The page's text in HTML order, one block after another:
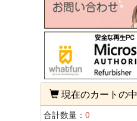
現在のカートの中
合計数量： 0